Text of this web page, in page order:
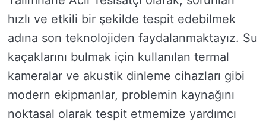
hızlı ve etkili bir şekilde tespit edebilmek
adına son teknolojiden faydalanmaktayız. Su
kaçaklarını bulmak için kullanılan termal
kameralar ve akustik dinleme cihazları gibi
modern ekipmanlar, problemin kaynağını
noktasal olarak tespit etmemize yardımcı